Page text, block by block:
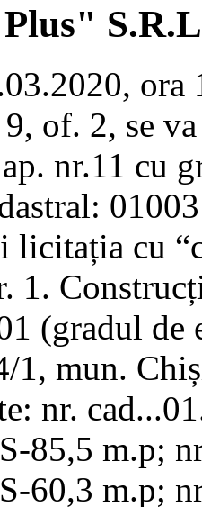
9, of. 2, se
nr.11 cu
licitația cu
1.
(gradul de
1, mun.
nr.
85,5 m.p;
60,3 m.p;